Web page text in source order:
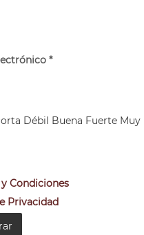
*
Débil Buena Fuerte Muy
Condiciones
Privacidad